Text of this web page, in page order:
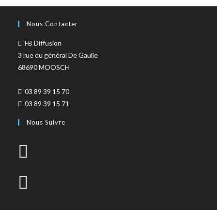
Nous Contacter
FB Diffusion
3 rue du général De Gaulle
68690 MOOSCH
03 89 39 15 70
03 89 39 15 71
Nous Suivre